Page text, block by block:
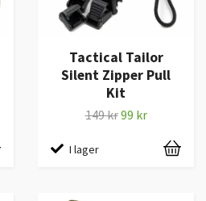
Tactical Tailor
Silent Zipper Pull
Kit
149 kr99 kr
I lager